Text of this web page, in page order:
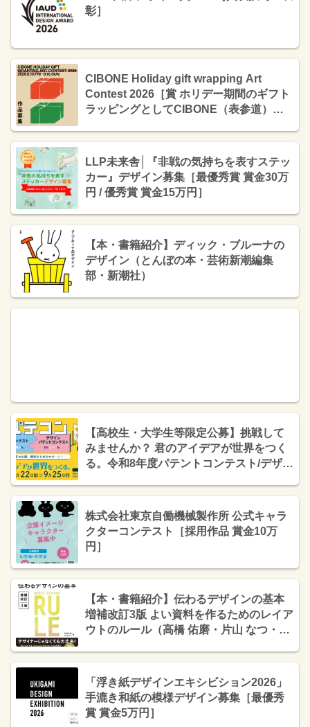
彰］
CIBONE Holiday gift wrapping Art
Contest 2026［賞 ​ホリデー期間のギフト
ラッピング​としてCIBONE（表参道）
て使用］
LLP未来舎│『非戦の気持ちを表すステッ
カー』デザイン募集［最優秀賞 賞金30万
円 / 優秀賞 賞金15万円］
【本・書籍紹介】ディック・ブルーナの
デザイン（とんぼの本・芸術新潮編集
部・新潮社）
【高校生・大学生等限定公募】挑戦して
みませんか？ 君のアイデアが世界をつく
る。令和8年度パテントコンテスト/デザイ
願または意匠登録出願を支援］
株式会社東京自働機械製作所 公式キャラ
クターコンテスト［採用作品 賞金10万
円］
【本・書籍紹介】伝わるデザインの基本
増補改訂3版 よい資料を作るためのレイア
ウトのルール（高橋 佑磨・片山 なつ・技
「浮き紙デザインエキシビション2026」
手漉き和紙の模様デザイン募集［最優秀
賞 賞金5万円］